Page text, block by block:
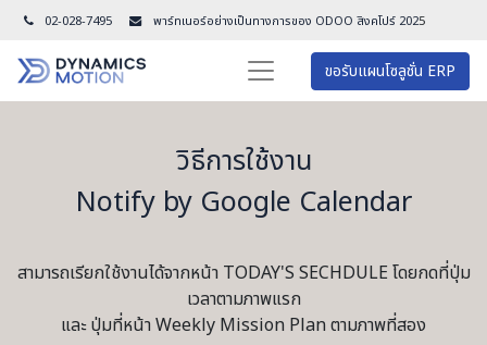
02-028-7495 พาร์ทเนอร์อย่างเป็นทางการของ ODOO สิงคโปร์ 2025
ขอรับแผนโซลูชั่น ERP
วิธีการใช้งาน
Notify by Google Calendar
สามารถเรียกใช้งานได้จากหน้า TODAY'S SECHDULE โดยกดที่ปุ่ม
เวลาตามภาพแรก
และ ปุ่มที่หน้า Weekly Mission Plan ตามภาพที่สอง